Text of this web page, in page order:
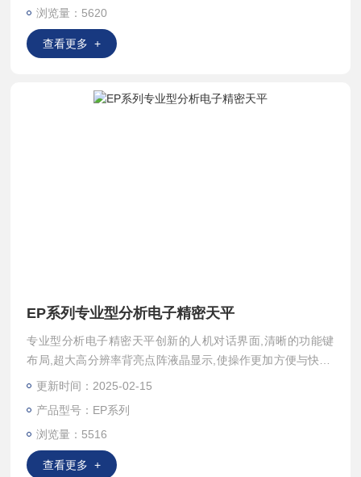
浏览量：5620
查看更多 +
EP系列专业型分析电子精密天平
专业型分析电子精密天平创新的人机对话界面,清晰的功能键
布局,超大高分辨率背亮点阵液晶显示,使操作更加方便与快捷,
更有全新防风罩和内置绝缘核心设计,优化防风性能,显著提高
更新时间：2025-02-15
产品型号：EP系列
浏览量：5516
查看更多 +